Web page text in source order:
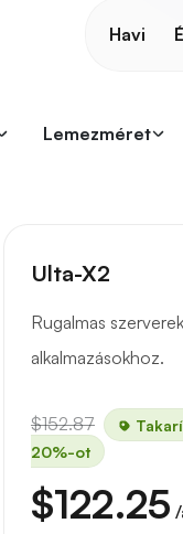
Havi
Lemezméret
Ulta-X2
Rugalmas
alkalmazásokhoz.
$152.87
20%-ot
$122.25